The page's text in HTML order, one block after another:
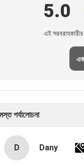
5.0
এই
পর্যালোচনা
D Dany